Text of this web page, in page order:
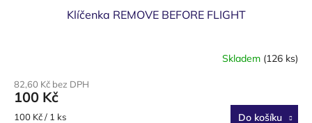
Klíčenka REMOVE BEFORE FLIGHT
Skladem (126 ks)
82,60 Kč bez DPH
100 Kč
Měrná
100 Kč / 1 ks Do košíku